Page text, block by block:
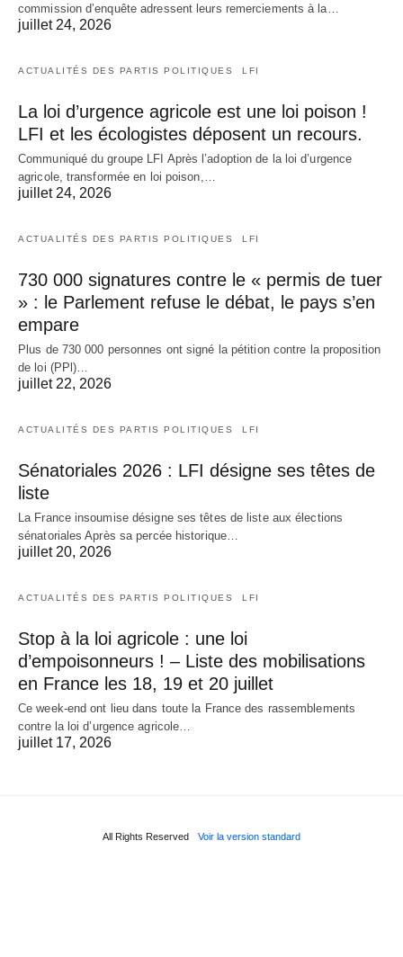
commission d’enquête adressent leurs remerciements à la…
juillet 24, 2026
ACTUALITÉS DES PARTIS POLITIQUES LFI
La loi d’urgence agricole est une loi poison !
LFI et les écologistes déposent un recours.
Communiqué du groupe LFI Après l’adoption de la loi d’urgence
agricole, transformée en loi poison,…
juillet 24, 2026
ACTUALITÉS DES PARTIS POLITIQUES LFI
730 000 signatures contre le « permis de tuer
» : le Parlement refuse le débat, le pays s’en
empare
Plus de 730 000 personnes ont signé la pétition contre la proposition
de loi (PPl)…
juillet 22, 2026
ACTUALITÉS DES PARTIS POLITIQUES LFI
Sénatoriales 2026 : LFI désigne ses têtes de
liste
La France insoumise désigne ses têtes de liste aux élections
sénatoriales Après sa percée historique…
juillet 20, 2026
ACTUALITÉS DES PARTIS POLITIQUES LFI
Stop à la loi agricole : une loi
d’empoisonneurs ! – Liste des mobilisations
en France les 18, 19 et 20 juillet
Ce week-end ont lieu dans toute la France des rassemblements
contre la loi d’urgence agricole…
juillet 17, 2026
All Rights Reserved Voir la version standard